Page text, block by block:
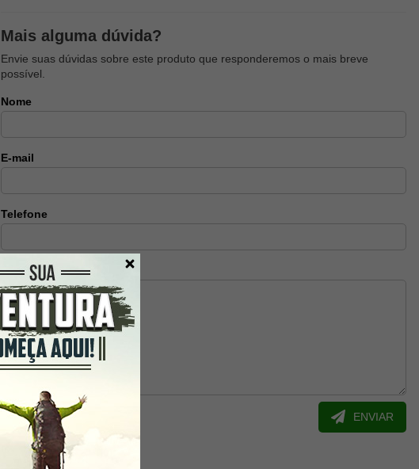
Mais alguma dúvida?
Envie suas dúvidas sobre este produto que responderemos o mais breve
possível.
Nome
E-mail
Telefone
Dúvida
ENVIAR